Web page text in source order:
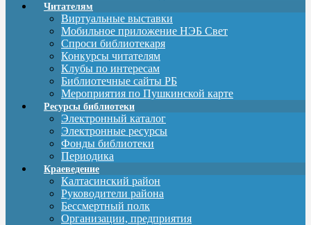
Читателям
Виртуальные выставки
Мобильное приложение НЭБ Свет
Спроси библиотекаря
Конкурсы читателям
Клубы по интересам
Библиотечные сайты РБ
Мероприятия по Пушкинской карте
Ресурсы библиотеки
Электронный каталог
Электронные ресурсы
Фонды библиотеки
Периодика
Краеведение
Калтасинский район
Руководители района
Бессмертный полк
Организации, предприятия